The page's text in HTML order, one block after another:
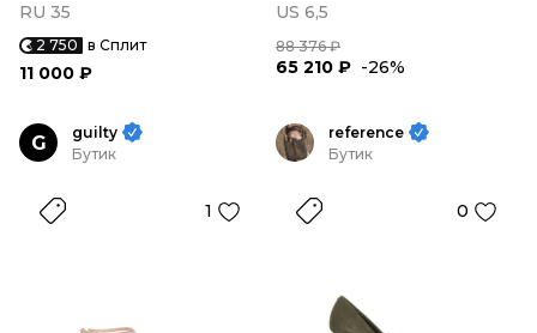
RU 35
2 750 в Сплит
11 000 ₽
US 6,5
88 376 ₽
65 210 ₽ -26%
G
guilty
Бутик
1
reference
Бутик
0